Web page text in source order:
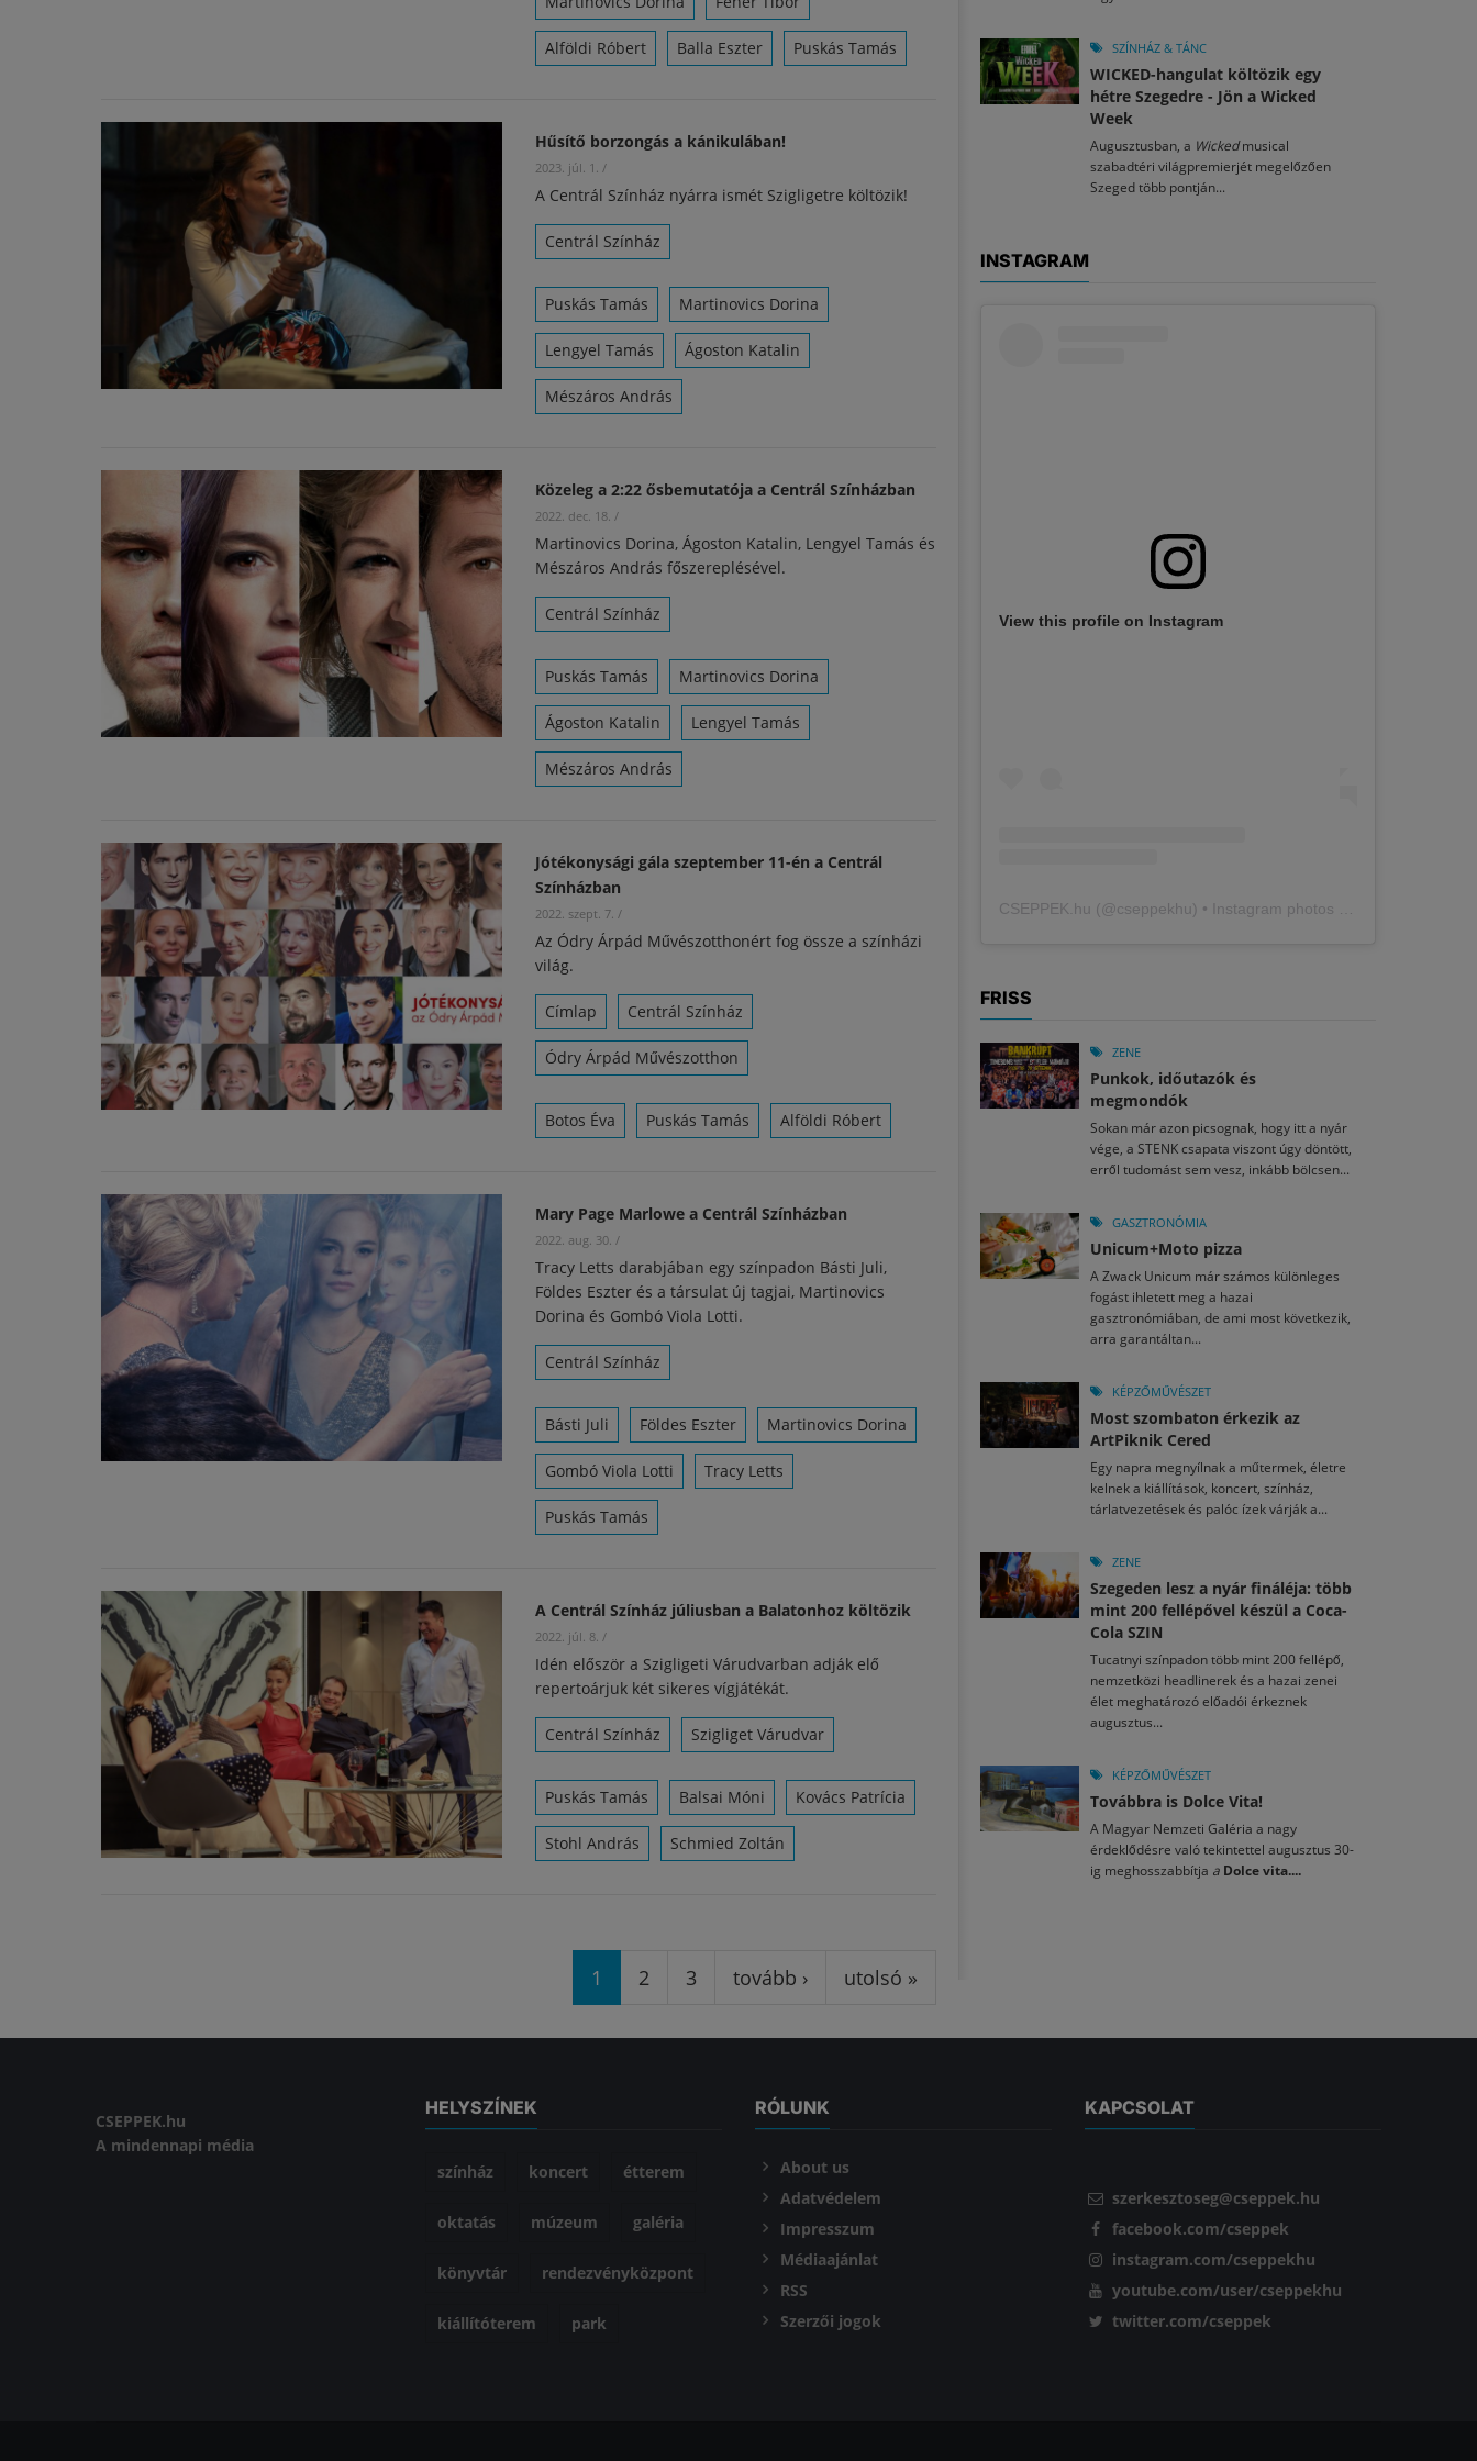
Alföldi Róbert Balla Eszter Puskás Tamás
Hűsítő borzongás a kánikulában!
2023. júl. 1. /
A Centrál Színház nyárra ismét Szigligetre költözik!
Centrál Színház
Puskás Tamás Martinovics Dorina
Lengyel Tamás Ágoston Katalin
Mészáros András
Közeleg a 2:22 ősbemutatója a Centrál Színházban
2022. dec. 18. /
Martinovics Dorina, Ágoston Katalin, Lengyel Tamás és
Mészáros András főszereplésével.
Centrál Színház
Puskás Tamás Martinovics Dorina
Ágoston Katalin Lengyel Tamás
Mészáros András
Jótékonysági gála szeptember 11-én a Centrál
Színházban
2022. szept. 7. /
Az Ódry Árpád Művészotthonért fog össze a színházi
világ.
Címlap Centrál Színház
Ódry Árpád Művészotthon
Botos Éva Puskás Tamás Alföldi Róbert
Mary Page Marlowe a Centrál Színházban
2022. aug. 30. /
Tracy Letts darabjában egy színpadon Básti Juli,
Földes Eszter és a társulat új tagjai, Martinovics
Dorina és Gombó Viola Lotti.
Centrál Színház
Básti Juli Földes Eszter Martinovics Dorina
Gombó Viola Lotti Tracy Letts
Puskás Tamás
A Centrál Színház júliusban a Balatonhoz költözik
2022. júl. 8. /
Idén először a Szigligeti Várudvarban adják elő
repertoárjuk két sikeres vígjátékát.
Centrál Színház Szigliget Várudvar
Puskás Tamás Balsai Móni Kovács Patrícia
Stohl András Schmied Zoltán
1 2 3 tovább › utolsó »
SZÍNHÁZ & TÁNC
WICKED-hangulat költözik egy
hétre Szegedre - Jön a Wicked
Week
Augusztusban, a Wickedmusical
szabadtéri világpremierjét megelőzően
Szeged több pontján...
INSTAGRAM
View this profile on Instagram
CSEPPEK.hu (@cseppekhu ) • Instagram photos and videos
FRISS
ZENE
Punkok, időutazók és
megmondók
Sokan már azon picsognak, hogy itt a nyár
vége, a STENK csapata viszont úgy döntött,
erről tudomást sem vesz, inkább bölcsen...
GASZTRONÓMIA
Unicum+Moto pizza
A Zwack Unicum már számos különleges
fogást ihletett meg a hazai
gasztronómiában, de ami most következik,
arra garantáltan...
KÉPZŐMŰVÉSZET
Most szombaton érkezik az
ArtPiknik Cered
Egy napra megnyílnak a műtermek, életre
kelnek a kiállítások, koncert, színház,
tárlatvezetések és palóc ízek várják a...
ZENE
Szegeden lesz a nyár fináléja: több
mint 200 fellépővel készül a Coca-
Cola SZIN
Tucatnyi színpadon több mint 200 fellépő,
nemzetközi headlinerek és a hazai zenei
élet meghatározó előadói érkeznek
augusztus...
KÉPZŐMŰVÉSZET
Továbbra is Dolce Vita!
A Magyar Nemzeti Galéria a nagy
érdeklődésre való tekintettel augusztus 30-
ig meghosszabbítja a Dolce vita....
CSEPPEK.hu
A mindennapi média
HELYSZÍNEK
színház koncert étterem
oktatás múzeum galéria
könyvtár rendezvényközpont
kiállítóterem park
RÓLUNK
About us
Adatvédelem
Impresszum
Médiaajánlat
RSS
Szerzői jogok
KAPCSOLAT
szerkesztoseg@cseppek.hu
facebook.com/cseppek
instagram.com/cseppekhu
youtube.com/user/cseppekhu
twitter.com/cseppek